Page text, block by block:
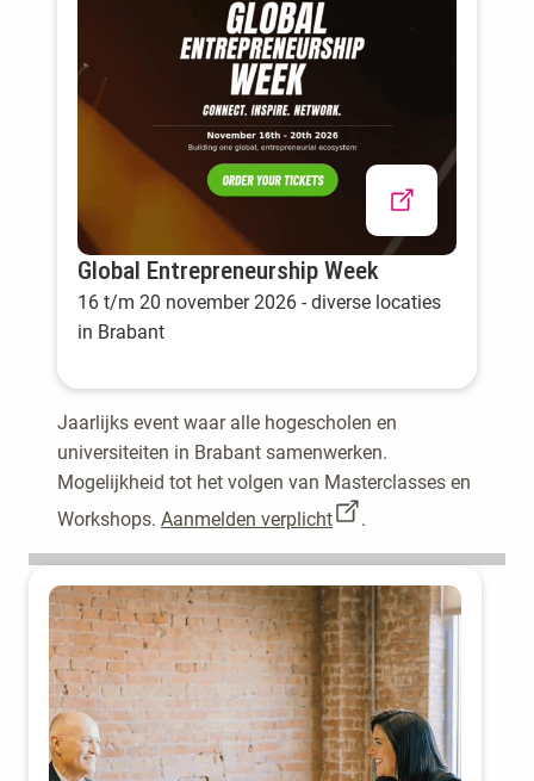
Global Entrepreneurship Week
16 t/m 20 november 2026 - diverse locaties
in Brabant
Jaarlijks event waar alle hogescholen en
universiteiten in Brabant samenwerken.
Mogelijkheid tot het volgen van Masterclasses en
Workshops. Aanmelden verplicht .